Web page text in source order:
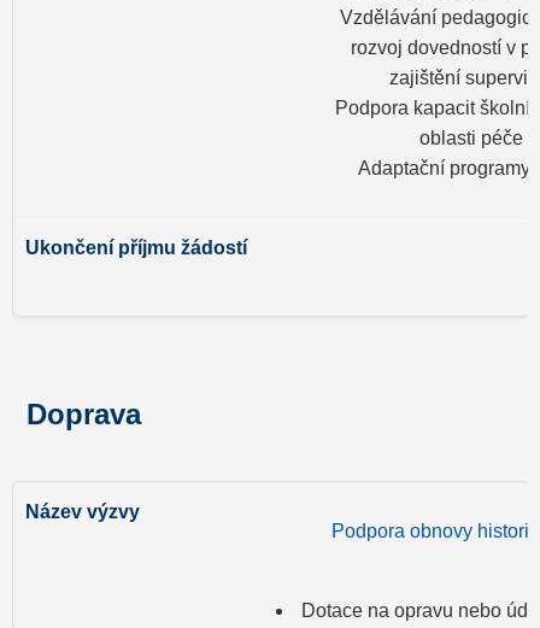
Vzdělávání
rozvoj dovedností v
zajištění
Podpora kapacit
oblasti péče
Adaptační programy
Doprava
Podpora obnovy
Dotace na opravu nebo